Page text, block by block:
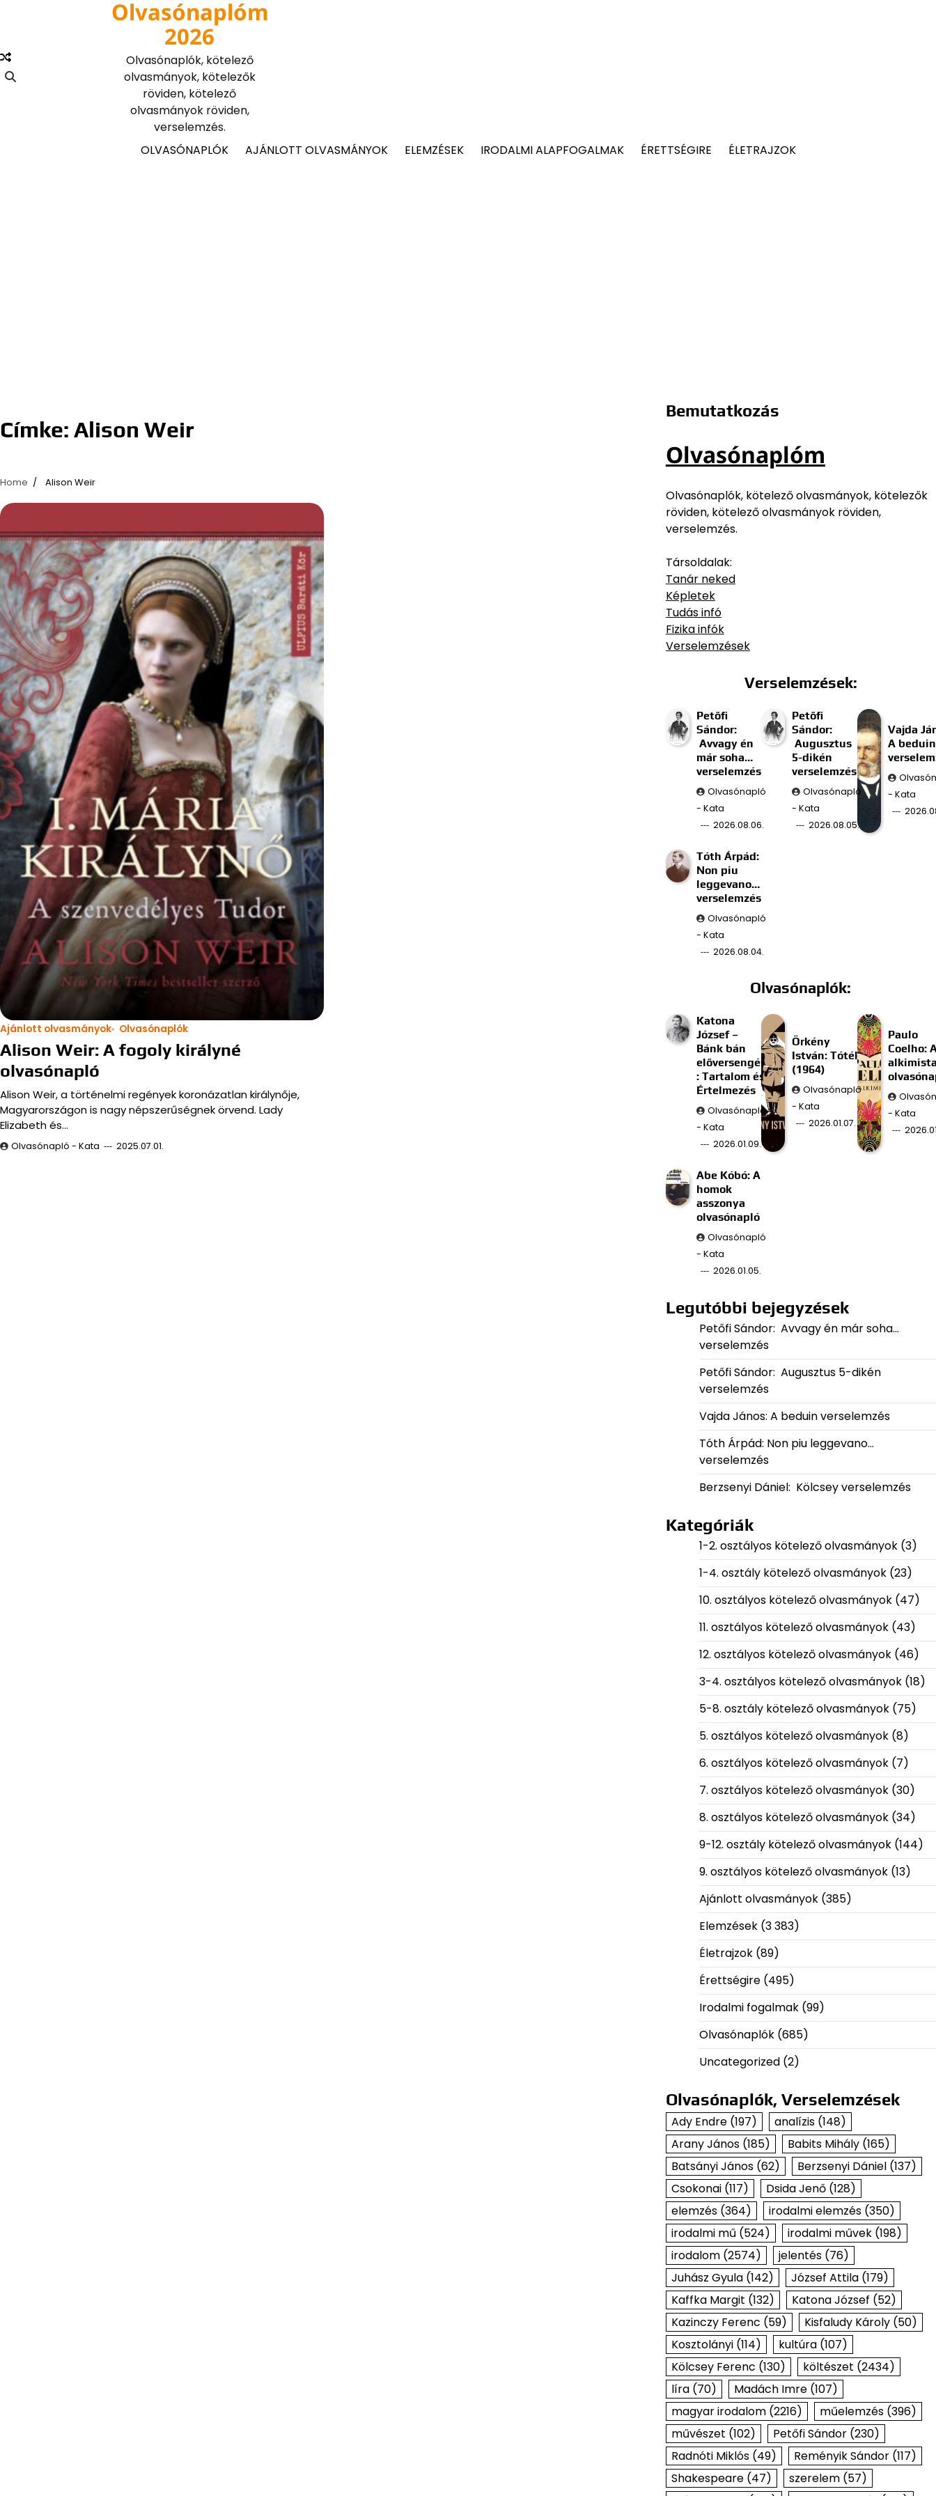
Olvasónaplóm
2026
Olvasónaplók, kötelező
olvasmányok, kötelezők
röviden, kötelező
olvasmányok röviden,
verselemzés.
OLVASÓNAPLÓK
AJÁNLOTT OLVASMÁNYOK ELEMZÉSEK IRODALMI ALAPFOGALMAK ÉRETTSÉGIRE ÉLETRAJZOK
Címke: Alison Weir
Home Alison Weir
Ajánlott olvasmányok Olvasónaplók
Alison Weir: A fogoly királyné
olvasónapló
Alison Weir, a történelmi regények koronázatlan királynője,
Magyarországon is nagy népszerűségnek örvend. Lady
Elizabeth és…
Olvasónapló - Kata 2025.07.01.
Bemutatkozás
Olvasónaplóm
Olvasónaplók, kötelező olvasmányok, kötelezők
röviden, kötelező olvasmányok röviden,
verselemzés.
Társoldalak:
Tanár neked
Képletek
Tudás infó
Fizika infók
Verselemzések
Verselemzések:
Petőfi
Sándor:
Avvagy én
már soha…
verselemzés
Olvasónapló
- Kata
2026.08.06.
Petőfi
Sándor:
Augusztus
5-dikén
verselemzés
Olvasónapló
- Kata
2026.08.05.
Vajda
A beduin
- Kata
Tóth Árpád:
Non piu
leggevano…
verselemzés
Olvasónapló
- Kata
2026.08.04.
Olvasónaplók:
Katona
József –
Bánk bán
előversengés
: Tartalom és
Értelmezés
Olvasónapló
- Kata
2026.01.09.
Örkény
István: Tóték
(1964)
Olvasónapló
- Kata
2026.01.07.
Paulo
Coelho:
- Kata
Abe Kóbó: A
homok
asszonya
olvasónapló
Olvasónapló
- Kata
2026.01.05.
Legutóbbi bejegyzések
Petőfi Sándor: Avvagy én már soha…
verselemzés
Petőfi Sándor: Augusztus 5-dikén
verselemzés
Vajda János: A beduin verselemzés
Tóth Árpád: Non piu leggevano…
verselemzés
Berzsenyi Dániel: Kölcsey verselemzés
Kategóriák
1-2. osztályos kötelező olvasmányok(3)
1-4. osztály kötelező olvasmányok(23)
10. osztályos kötelező olvasmányok(47)
11. osztályos kötelező olvasmányok(43)
12. osztályos kötelező olvasmányok(46)
3-4. osztályos kötelező olvasmányok(18)
5-8. osztály kötelező olvasmányok(75)
5. osztályos kötelező olvasmányok(8)
6. osztályos kötelező olvasmányok(7)
7. osztályos kötelező olvasmányok(30)
8. osztályos kötelező olvasmányok(34)
9-12. osztály kötelező olvasmányok(144)
9. osztályos kötelező olvasmányok(13)
Ajánlott olvasmányok(385)
Elemzések(3 383)
Életrajzok(89)
Érettségire(495)
Irodalmi fogalmak(99)
Olvasónaplók(685)
Uncategorized(2)
Olvasónaplók, Verselemzések
Ady Endre(197) analízis(148)
Arany János(185) Babits Mihály(165)
Batsányi János(62) Berzsenyi Dániel(137)
Csokonai(117) Dsida Jenő(128)
elemzés(364) irodalmi elemzés(350)
irodalmi mű (524) irodalmi művek(198)
irodalom(2574) jelentés(76)
Juhász Gyula(142) József Attila(179)
Kaffka Margit (132) Katona József (52)
Kazinczy Ferenc (59) Kisfaludy Károly(50)
Kosztolányi(114) kultúra(107)
Kölcsey Ferenc (130) költészet (2434)
líra(70) Madách Imre(107)
magyar irodalom(2216) műelemzés(396)
művészet (102) Petőfi Sándor(230)
Radnóti Miklós(49) Reményik Sándor(117)
Shakespeare(47) szerelem(57)